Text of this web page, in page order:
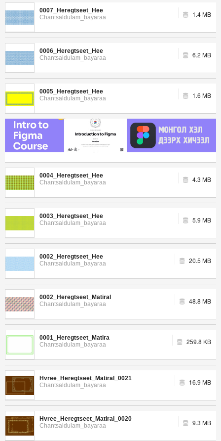
0007_Heregtseet_Hee
Chantsaldulam_bayaraa
1.4 MB
0006_Heregtseet_Hee
Chantsaldulam_bayaraa
6.2 MB
0005_Heregtseet_Hee
Chantsaldulam_bayaraa
1.6 MB
0004_Heregtseet_Hee
Chantsaldulam_bayaraa
4.3 MB
0003_Heregtseet_Hee
Chantsaldulam_bayaraa
5.9 MB
0002_Heregtseet_Hee
Chantsaldulam_bayaraa
20.5 MB
0002_Heregtseet_Matiral
Chantsaldulam_bayaraa
48.8 MB
0001_Heregtseet_Matira
Chantsaldulam_bayaraa
259.8 KB
Hvree_Heregtseet_Matiral_0021
Chantsaldulam_bayaraa
16.9 MB
Hvree_Heregtseet_Matiral_0020
Chantsaldulam_bayaraa
9.3 MB